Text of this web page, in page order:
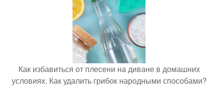
Как избавиться от плесени на диване в домашних
условиях. Как удалить грибок народными способами?